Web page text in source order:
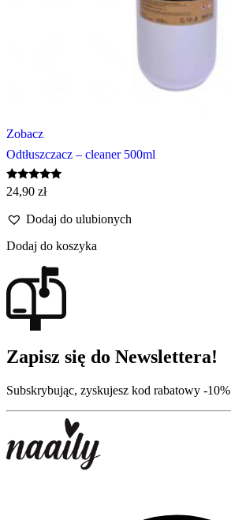
Zobacz
Odtłuszczacz – cleaner 500ml
Oceniono
5.00
24,90 zł
Dodaj do ulubionych
Dodaj do koszyka
Zapisz się do Newslettera!
Subskrybując, zyskujesz kod rabatowy -10%